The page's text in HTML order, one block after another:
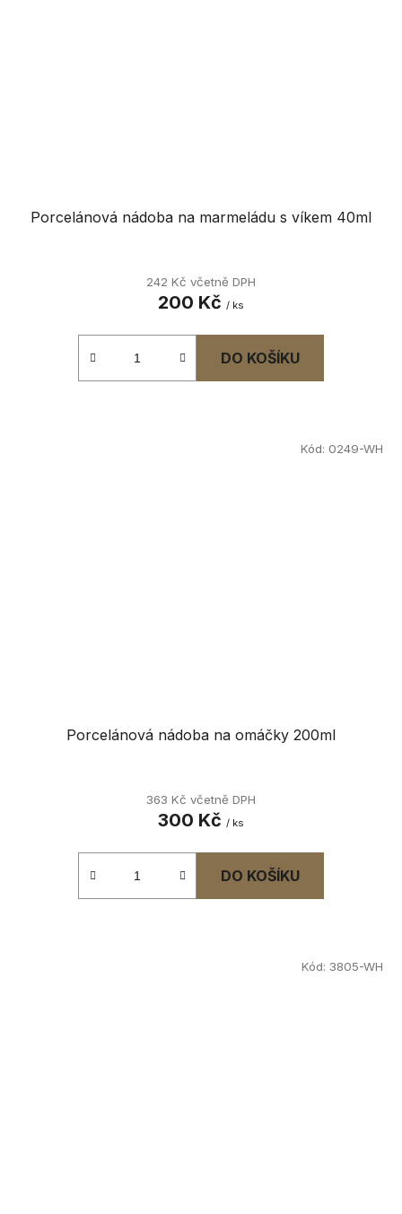
Porcelánová nádoba na marmeládu s víkem 40ml
242 Kč včetně DPH
200 Kč / ks
DO KOŠÍKU
Porcelánová nádoba na omáčky 200ml
363 Kč včetně DPH
300 Kč / ks
DO KOŠÍKU
Kód: 0249-WH
Kód: 3805-WH